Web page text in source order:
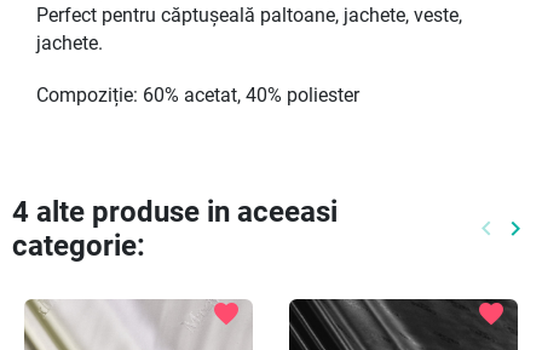
Perfect pentru căptușeală paltoane, jachete, veste,
jachete.
Compoziție: 60% acetat, 40% poliester
4 alte produse in aceeasi
categorie:
keyboard_arrow_left keyboard_arrow_right
favorite favorite